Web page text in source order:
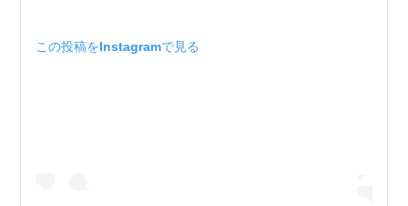
この投稿をInstagramで見る